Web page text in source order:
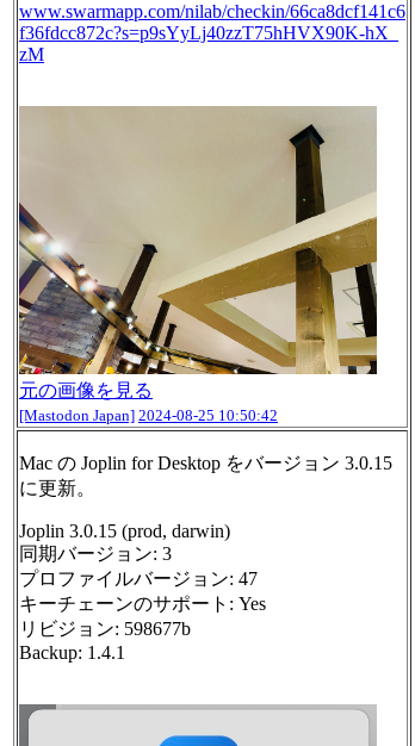
www.swarmapp.com/nilab/checkin/66ca8dcf141c6
f36fdcc872c?s=p9sYyLj40zzT75hHVX90K-hX_
zM
元の画像を見る
[Mastodon Japan] 2024-08-25 10:50:42
Mac の Joplin for Desktop をバージョン 3.0.15
に更新。
Joplin 3.0.15 (prod, darwin)
同期バージョン: 3
プロファイルバージョン: 47
キーチェーンのサポート: Yes
リビジョン: 598677b
Backup: 1.4.1